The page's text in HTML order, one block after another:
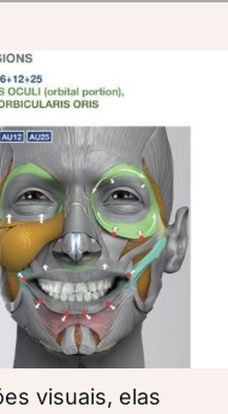
visuais, elas